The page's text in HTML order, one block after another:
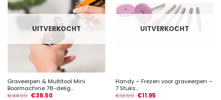
UITVERKOCHT
Graveerpen & Multitool Mini
Boormachine 78-delig...
€44.99 €38.50
UITVERKOCHT
Handy – Frezen voor graveerpen –
7 Stuks...
€13.99 €11.95